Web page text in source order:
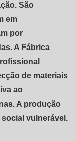
São
em
por
A Fábrica
de materiais
ao
A produção
vulnerável.